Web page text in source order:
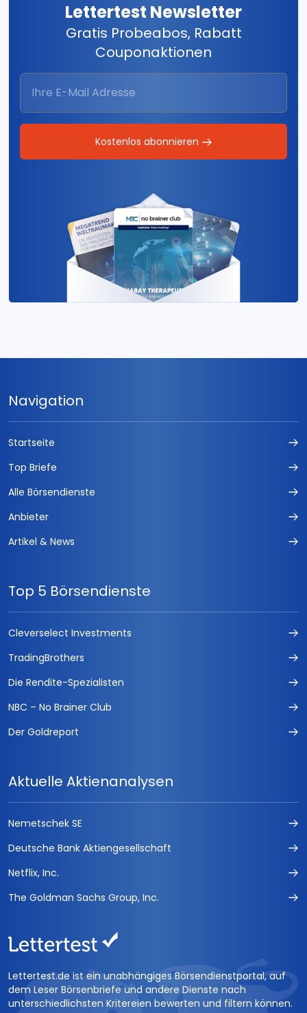
Lettertest Newsletter
Gratis Probeabos, Rabatt
Couponaktionen
Kostenlos abonnieren
Navigation
Startseite
Top Briefe
Alle Börsendienste
Anbieter
Artikel & News
Top 5 Börsendienste
Cleverselect Investments
TradingBrothers
Die Rendite-Spezialisten
NBC – No Brainer Club
Der Goldreport
Aktuelle Aktienanalysen
Nemetschek SE
Deutsche Bank Aktiengesellschaft
Netflix, Inc.
The Goldman Sachs Group, Inc.
Lettertest.de ist ein unabhängiges Börsendienstportal, auf
dem Leser Börsenbriefe und andere Dienste nach
unterschiedlichsten Kritereien bewerten und filtern können.